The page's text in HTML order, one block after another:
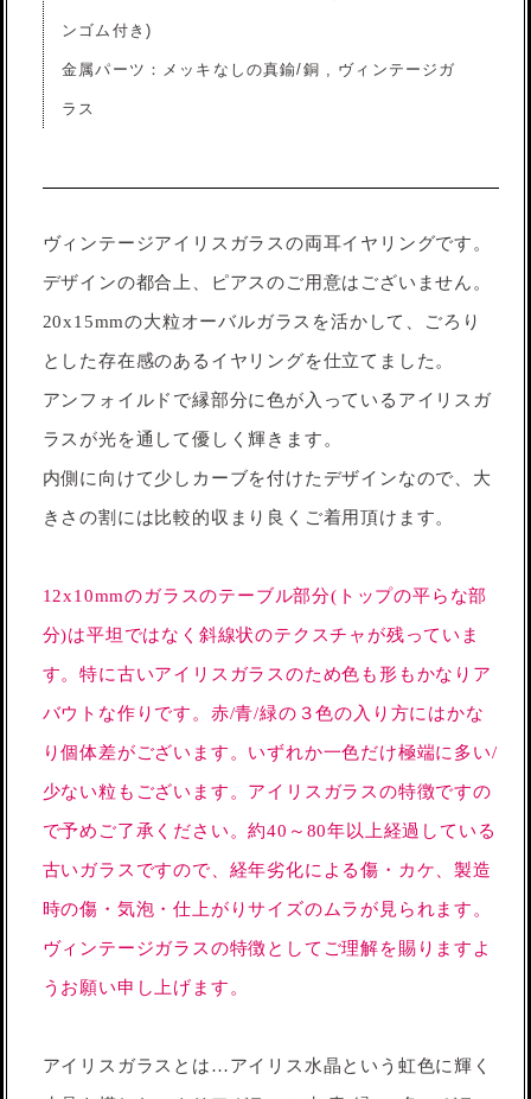
ンゴム付き)
金属パーツ：メッキなしの真鍮/銅 , ヴィンテージガ
ラス
ヴィンテージアイリスガラスの両耳イヤリングです。
デザインの都合上、ピアスのご用意はございません。
20x15mmの大粒オーバルガラスを活かして、ごろり
とした存在感のあるイヤリングを仕立てました。
アンフォイルドで縁部分に色が入っているアイリスガ
ラスが光を通して優しく輝きます。
内側に向けて少しカーブを付けたデザインなので、大
きさの割には比較的収まり良くご着用頂けます。
12x10mmのガラスのテーブル部分(トップの平らな部
分)は平坦ではなく斜線状のテクスチャが残っていま
す。特に古いアイリスガラスのため色も形もかなりア
バウトな作りです。赤/青/緑の３色の入り方にはかな
り個体差がございます。いずれか一色だけ極端に多い/
少ない粒もございます。アイリスガラスの特徴ですの
で予めご了承ください。約40～80年以上経過している
古いガラスですので、経年劣化による傷・カケ、製造
時の傷・気泡・仕上がりサイズのムラが見られます。
ヴィンテージガラスの特徴としてご理解を賜りますよ
うお願い申し上げます。
アイリスガラスとは…アイリス水晶という虹色に輝く